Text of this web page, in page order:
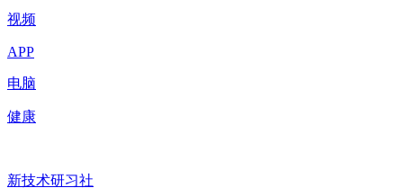
视频
APP
电脑
健康
新技术研习社